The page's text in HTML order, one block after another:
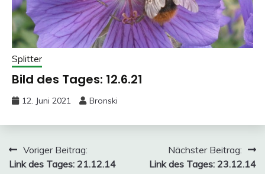
Splitter
Bild des Tages: 12.6.21
12. Juni 2021 Bronski
Beitragsnavigation
Voriger Beitrag:
Link des Tages: 21.12.14
Nächster Beitrag:
Link des Tages: 23.12.14